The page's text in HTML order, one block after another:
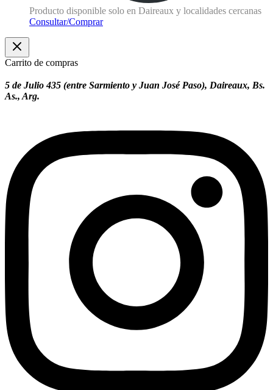
Producto disponible solo en Daireaux y localidades cercanas
Consultar/Comprar
Carrito de compras
5 de Julio 435 (entre Sarmiento y Juan José Paso), Daireaux, Bs.
As., Arg.